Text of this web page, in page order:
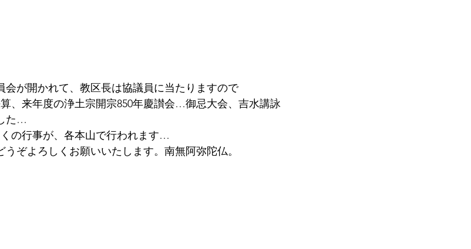
が開かれて、教区長は協議員に当たりますので
、来年度の浄土宗開宗850年慶讃会…御忌大会、吉水講詠
た…
の行事が、各本山で行われます…
ぞよろしくお願いいたします。南無阿弥陀仏。